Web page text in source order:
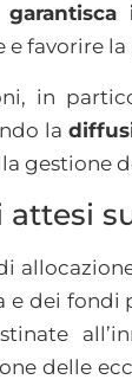
e favorire
in
la
gestione
e dei fondi
delle